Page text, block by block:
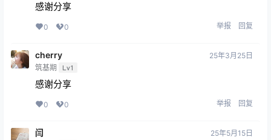
感谢分享
0 0 举报 回复
cherry
筑基期 Lv1
25年3月25日
感谢分享
0 0 举报 回复
闫 25年5月15日